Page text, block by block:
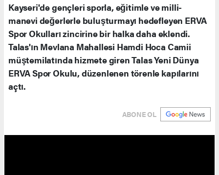
Kayseri'de gençleri sporla, eğitimle ve milli-
manevi değerlerle buluşturmayı hedefleyen ERVA
Spor Okulları zincirine bir halka daha eklendi.
Talas'ın Mevlana Mahallesi Hamdi Hoca Camii
müştemilatında hizmete giren Talas Yeni Dünya
ERVA Spor Okulu, düzenlenen törenle kapılarını
açtı.
ABONE OL